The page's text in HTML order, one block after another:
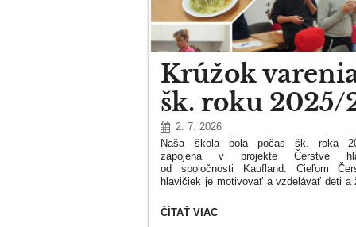
Krúžok
šk. roku 2025/
2. 7. 2026
Naša škola bola počas šk. roka
zapojená v projekte Čerstvé
od spoločnosti Kaufland. Cieľom
hlavičiek je motivovať a vzdelávať deti a
o dôležitosti konzumácie ovocia a
od raného veku, pretože práve v tomto
budujú návyky, ktoré si neskôr
KRÚŽOK
ČÍTAŤ VIAC